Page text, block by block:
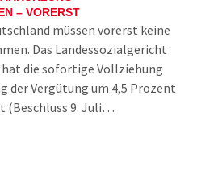
– VORERST
müssen vorerst keine
Das Landessozialgericht
die sofortige Vollziehung
der Vergütung um 4,5 Prozent
(Beschluss 9. Juli…